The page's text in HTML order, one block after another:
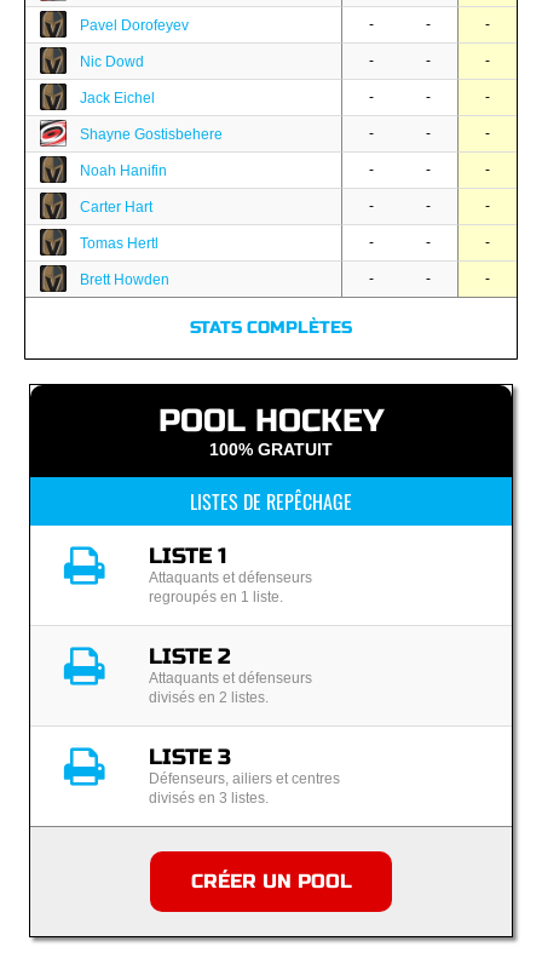
Pavel Dorofeyev - - -
Nic Dowd - - -
Jack Eichel - - -
Shayne Gostisbehere - - -
Noah Hanifin - - -
Carter Hart - - -
Tomas Hertl - - -
Brett Howden - - -
STATS COMPLÈTES
POOL HOCKEY
100% GRATUIT
LISTES DE REPÊCHAGE
LISTE 1
Attaquants et défenseurs
regroupés en 1 liste.
LISTE 2
Attaquants et défenseurs
divisés en 2 listes.
LISTE 3
Défenseurs, ailiers et centres
divisés en 3 listes.
CRÉER UN POOL